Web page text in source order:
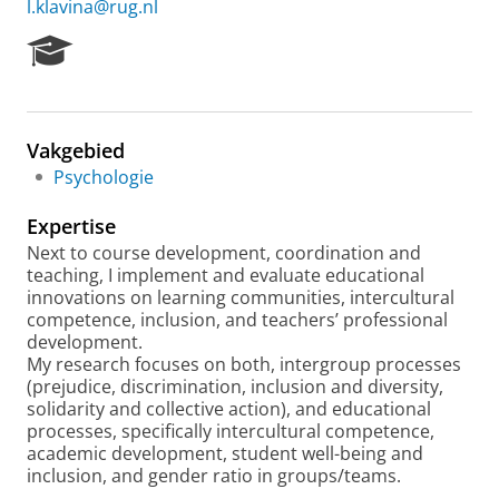
l.klavina@rug.nl
e
r
c
P
o
r
t
a
l
Vakgebied
Psychologie
Expertise
Next to course development, coordination and
teaching, I implement and evaluate educational
innovations on learning communities, intercultural
competence, inclusion, and teachers’ professional
development.
My research focuses on both, intergroup processes
(prejudice, discrimination, inclusion and diversity,
solidarity and collective action), and educational
processes, specifically intercultural competence,
academic development, student well-being and
inclusion, and gender ratio in groups/teams.